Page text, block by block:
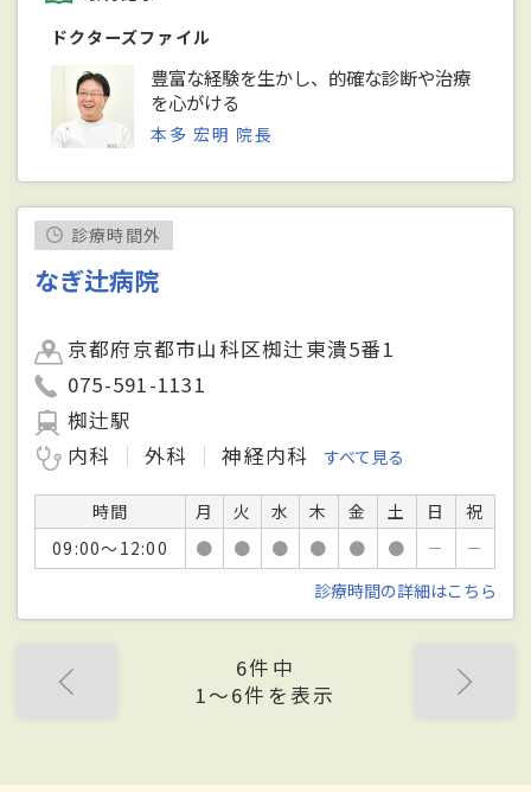
ドクターズファイル
豊富な経験を生かし、的確な診断や治療
を心がける
本多 宏明 院長
診療時間外
なぎ辻病院
京都府京都市山科区椥辻東潰5番1
075-591-1131
椥辻駅
内科
外科 神経内科 すべて見る
時間 月 火 水 木 金 土 日
祝
09:00～12:00
● ● ● ● ● ● －
－
診療時間の詳細はこちら
6件中
1〜6件を表示